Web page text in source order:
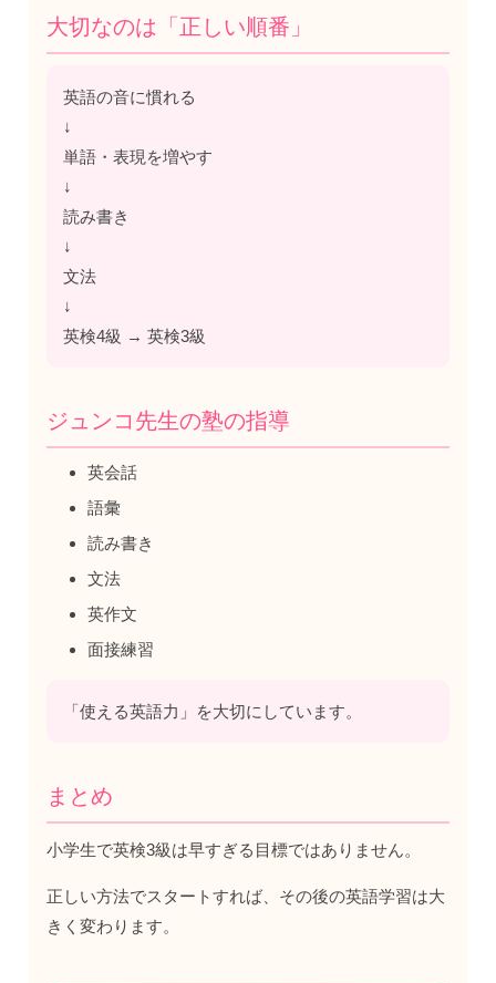
大切なのは「正しい順番」
英語の音に慣れる
↓
単語・表現を増やす
↓
読み書き
↓
文法
↓
英検4級 → 英検3級
ジュンコ先生の塾の指導
英会話
語彙
読み書き
文法
英作文
面接練習
「使える英語力」を大切にしています。
まとめ
小学生で英検3級は早すぎる目標ではありません。
正しい方法でスタートすれば、その後の英語学習は大
きく変わります。